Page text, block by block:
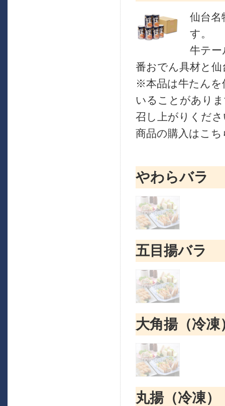
仙台
す。
牛テ
番おでん具材と
※本品は牛たんを
いることがあり
召し上がりくだ
商品の購入はこち
やわらバラ
五目揚バラ
大角揚（冷凍
丸揚（冷凍）